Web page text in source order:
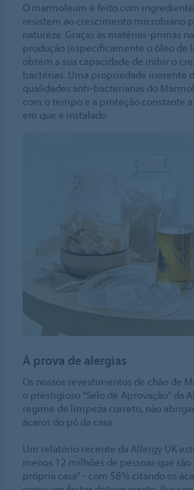
O marmoleum é feito com
resistem ao crescimento microbiano
natureza. Graças às matérias-primas
produção (especificamente o óleo de
obtém a sua capacidade de inibir o
bactérias. Uma propriedade inerente
qualidades anti-bacterianas do
com o tempo e a proteção constante
em que é instalado.
À prova de alergias
Os nossos revestimentos de chão de
o prestigioso "Selo de Aprovação" da
regime de limpeza correto, não
ácaros do pó da casa.
Um relatório recente da Allergy UK
menos 12 milhões de pessoas que são
própria casa" - com 58% citando os